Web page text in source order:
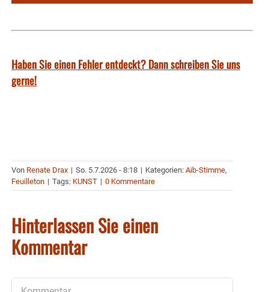
Haben Sie einen Fehler entdeckt? Dann schreiben Sie uns
gerne!
Von Renate Drax | So. 5.7.2026 - 8:18 | Kategorien: Aib-Stimme,
Feuilleton | Tags: KUNST | 0 Kommentare
Hinterlassen Sie einen
Kommentar